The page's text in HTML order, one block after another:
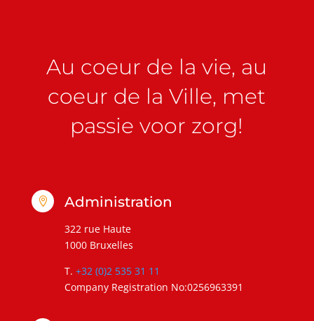
Au coeur de la vie, au
coeur de la Ville, met
passie voor zorg!
 Administration
322 rue Haute
1000 Bruxelles
T. +32 (0)2 535 31 11
Company Registration No:0256963391